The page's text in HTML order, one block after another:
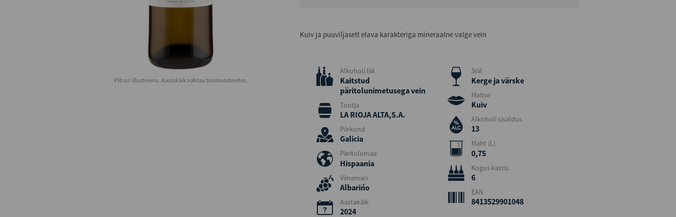
Pilt on illustreeriv. Aastakäik nähtav tooteandmetes.
Kuiv ja puuviljaselt elava karakteriga mineraalne valge vein
Alkoholi liik
Kaitstud
päritolunimetusega vein
Tootja
LA RIOJA ALTA,S.A.
Piirkond
Galicia
Päritolumaa
Hispaania
Viinamari
Albarińo
Aastakäik
2024
Stiil
Kerge ja värske
Maitse
Kuiv
Alkoholi sisaldus
13
Maht (L)
0,75
Kogus kastis
6
EAN
8413529901048